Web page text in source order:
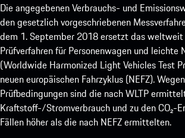
Die angegebenen Verbrauchs- und
den gesetzlich vorgeschriebenen
dem 1. September 2018 ersetzt das
Prüfverfahren für Personenwagen und leichte
(Worldwide Harmonized Light Vehicles Test
neuen europäischen Fahrzyklus (NEFZ).
Prüfbedingungen sind die nach WLTP
Kraftstoff-/Stromverbrauch und zu den CO₂-
Fällen höher als die nach NEFZ ermittelten.